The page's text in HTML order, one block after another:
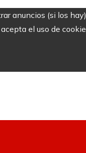
anuncios (si los
el uso de